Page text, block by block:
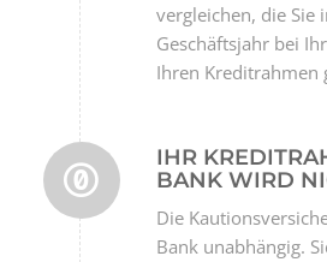
vergleichen, die Sie
Geschäftsjahr bei
Ihren Kreditrahmen
IHR
BANK WIRD
Die
Bank unabhängig.